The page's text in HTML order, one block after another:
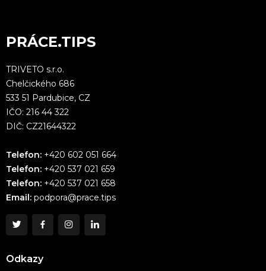
PRÁCE.TIPS
TRIVETO s.r.o.
Chelčického 686
533 51 Pardubice, CZ
IČO: 216 44 322
DIČ: CZ21644322
Telefon: +420 602 051 664
Telefon: +420 537 021 659
Telefon: +420 537 021 658
Email: podpora@prace.tips
Odkazy